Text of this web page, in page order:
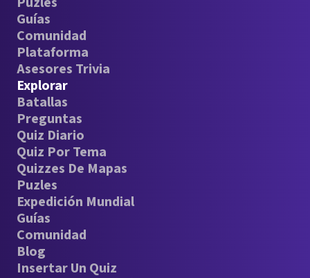
Guías
Comunidad
Plataforma
Asesores Trivia
Explorar
Batallas
Preguntas
Quiz Diario
Quiz Por Tema
Quizzes De Mapas
Puzles
Expedición Mundial
Guías
Comunidad
Blog
Insertar Un Quiz